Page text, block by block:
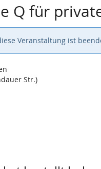
Q für
Veranstaltung ist
Str.)